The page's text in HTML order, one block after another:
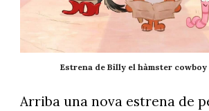
Estrena de Billy el hàmster cowboy
Arriba una nova estrena de